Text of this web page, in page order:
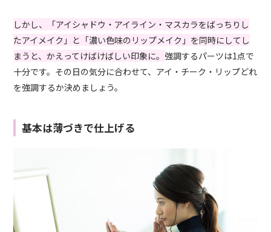
しかし、「アイシャドウ・アイライン・マスカラをばっちりし
たアイメイク」と「濃い色味のリップメイク」を同時にしてし
まうと、かえってけばけばしい印象に。 強調するパーツは1点で
十分です。その日の気分に合わせて、アイ・チーク・リップどれ
を強調するか決めましょう。
基本は薄づきで仕上げる